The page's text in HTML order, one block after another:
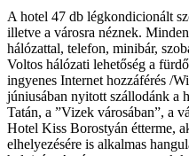
A hotel 47 db légkondicionált
illetve a városra néznek.
hálózattal, telefon, minibár,
Voltos hálózati lehetőség a
ingyenes Internet hozzáférés /
júniusában nyitott szállodánk a
Tatán, a ”Vizek városában”, a
Hotel Kiss Borostyán étterme,
elhelyezésére is alkalmas